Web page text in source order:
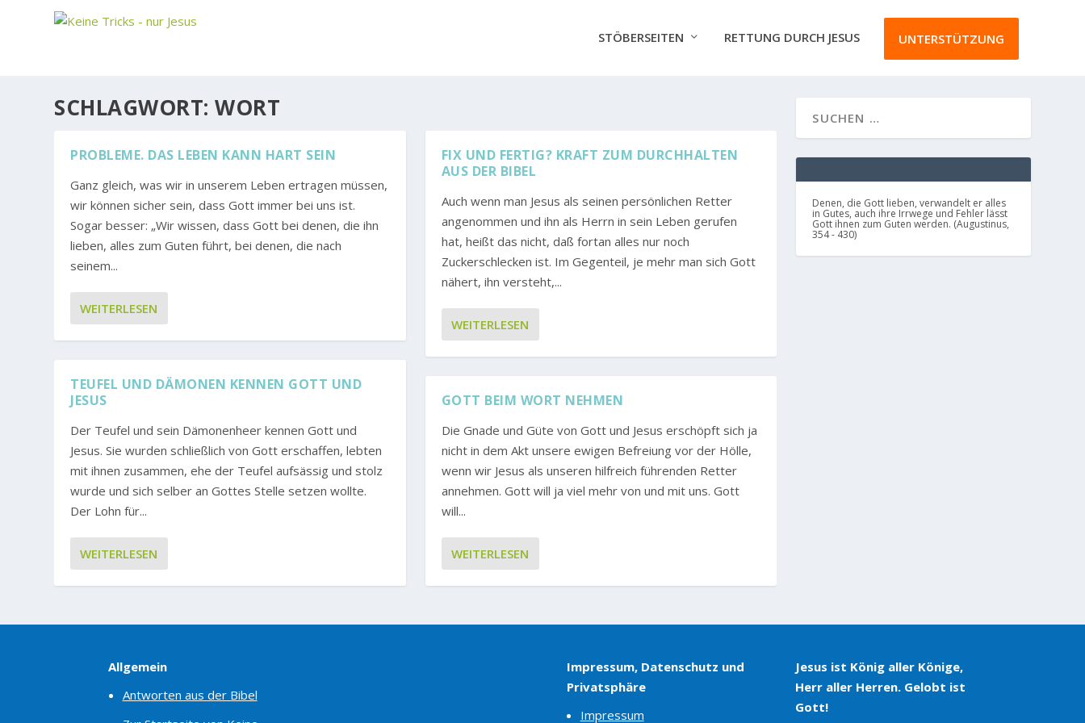
STÖBERSEITEN RETTUNG DURCH JESUS UNTERSTÜTZUNG
SCHLAGWORT:WORT
PROBLEME. DAS LEBEN KANN HART SEIN
Ganz gleich, was wir in unserem Leben ertragen müssen,
wir können sicher sein, dass Gott immer bei uns ist.
Sogar besser: „Wir wissen, dass Gott bei denen, die ihn
lieben, alles zum Guten führt, bei denen, die nach
seinem...
WEITERLESEN
TEUFEL UND DÄMONEN KENNEN GOTT UND
JESUS
Der Teufel und sein Dämonenheer kennen Gott und
Jesus. Sie wurden schließlich von Gott erschaffen, lebten
mit ihnen zusammen, ehe der Teufel aufsässig und stolz
wurde und sich selber an Gottes Stelle setzen wollte.
Der Lohn für...
WEITERLESEN
FIX UND FERTIG? KRAFT ZUM DURCHHALTEN
AUS DER BIBEL
Auch wenn man Jesus als seinen persönlichen Retter
angenommen und ihn als Herrn in sein Leben gerufen
hat, heißt das nicht, daß fortan alles nur noch
Zuckerschlecken ist. Im Gegenteil, je mehr man sich Gott
nähert, ihn versteht,...
WEITERLESEN
GOTT BEIM WORT NEHMEN
Die Gnade und Güte von Gott und Jesus erschöpft sich ja
nicht in dem Akt unsere ewigen Befreiung vor der Hölle,
wenn wir Jesus als unseren hilfreich führenden Retter
annehmen. Gott will ja viel mehr von und mit uns. Gott
will...
WEITERLESEN
Denen, die Gott lieben, verwandelt er alles
in Gutes, auch ihre Irrwege und Fehler lässt
Gott ihnen zum Guten werden. (Augustinus,
354 - 430)
Allgemein
Antworten aus der Bibel
Impressum, Datenschutz und
Privatsphäre
Impressum
Jesus ist König aller Könige,
Herr aller Herren. Gelobt ist
Gott!